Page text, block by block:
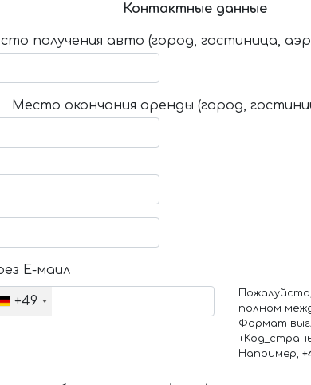
Контактные данные
получения авто (город, гостиница,
Место окончания аренды (город,
Е-маил
+49
полном
Формат
Например,